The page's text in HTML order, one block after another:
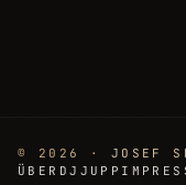
© 2026 · JOSEF
ÜBER DJJUPP